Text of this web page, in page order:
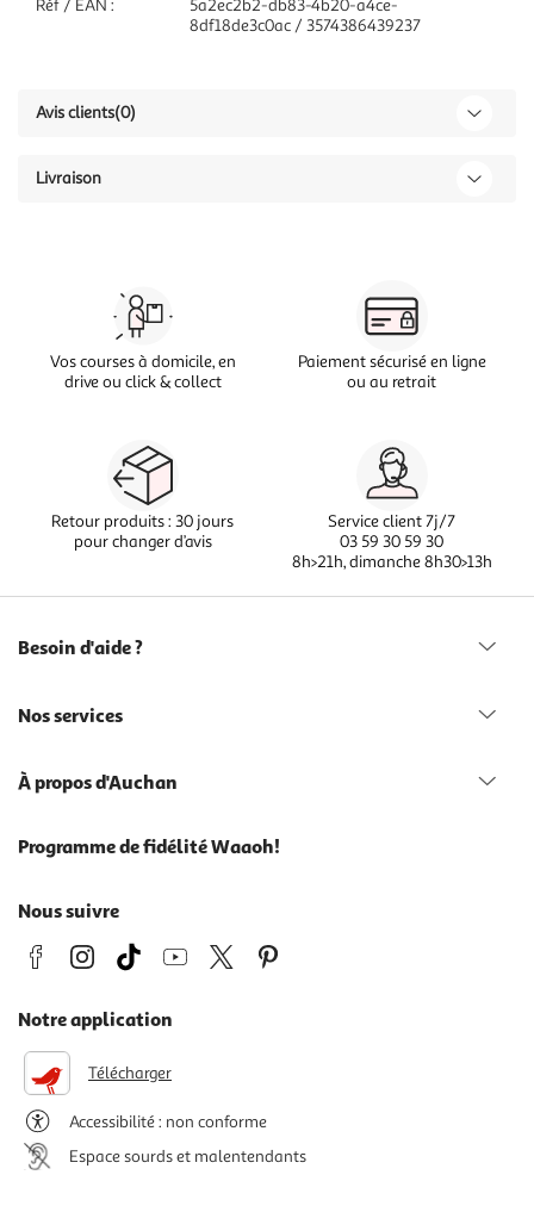
Réf / EAN :
5a2ec2b2-db83-4b20-a4ce-
8df18de3c0ac / 3574386439237
Avis clients(0)
Livraison
Vos courses à domicile, en
drive ou click & collect
Paiement sécurisé en ligne
ou au retrait
Retour produits : 30 jours
pour changer d’avis
Service client 7j/7
03 59 30 59 30
8h>21h, dimanche 8h30>13h
Besoin d'aide ?
Nos services
À propos d'Auchan
Programme de fidélité Waaoh!
Nous suivre
Notre application
Télécharger
Accessibilité : non conforme
Espace sourds et malentendants